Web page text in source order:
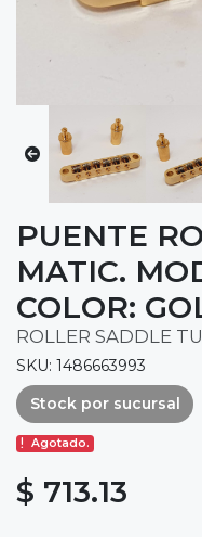
PUENTE
MATIC.
COLOR:
ROLLER SADDLE
SKU: 1486663993
Stock por sucursal
Agotado.
$ 713.13